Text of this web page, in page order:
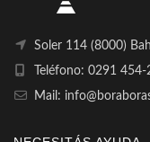
Soler 114 (8000)
Teléfono: 0291 454-
Mail: